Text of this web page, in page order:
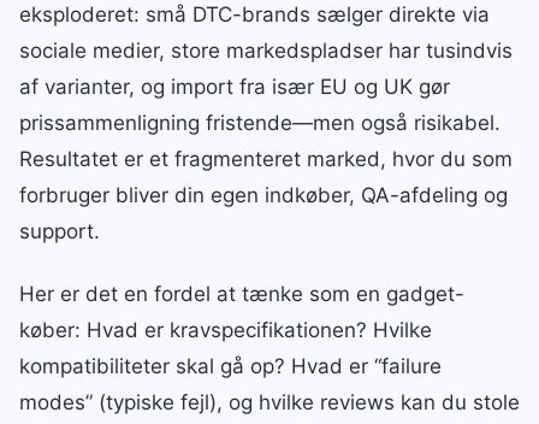
eksploderet: små DTC-brands sælger direkte via
sociale medier, store markedspladser har tusindvis
af varianter, og import fra især EU og UK gør
prissammenligning fristende—men også risikabel.
Resultatet er et fragmenteret marked, hvor du som
forbruger bliver din egen indkøber, QA-afdeling og
support.
Her er det en fordel at tænke som en gadget-
køber: Hvad er kravspecifikationen? Hvilke
kompatibiliteter skal gå op? Hvad er “failure
modes” (typiske fejl), og hvilke reviews kan du stole